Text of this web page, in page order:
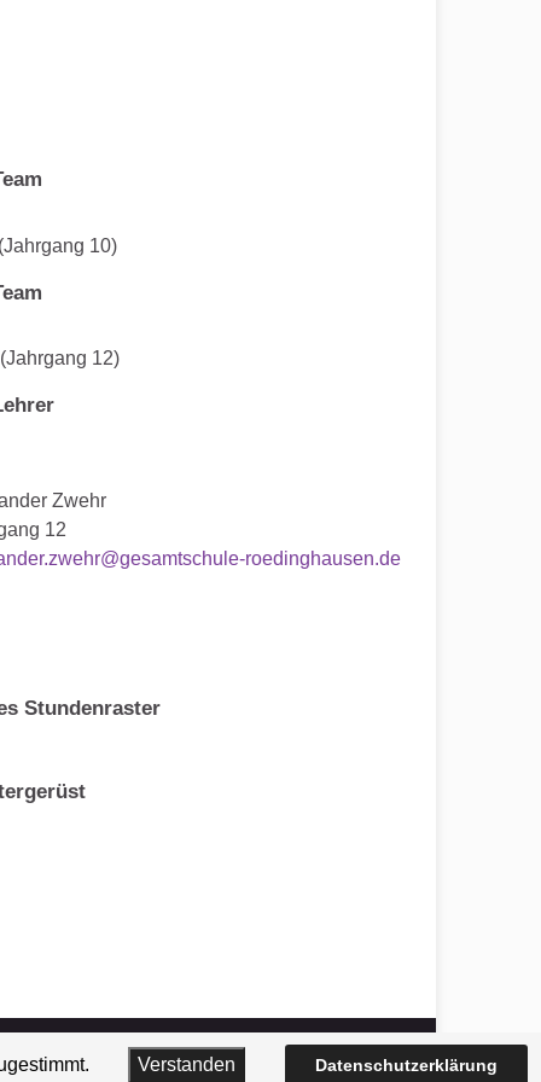
10)
12)
Zwehr
12
roedinghausen.de
Stundenraster
Impressum Datenschutz Barrierefreiheit
Verstanden Datenschutzerklärung